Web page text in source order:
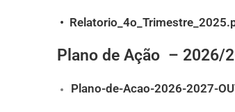
•
Plano de Ação – 2026/
Plano-de-Acao-2026-2027-